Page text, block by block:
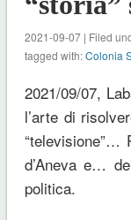
2021-09-07 | Filed
tagged with:Colonia
2021/09/07,
l’arte di
“televisione”…
d’Aneva e…
politica.